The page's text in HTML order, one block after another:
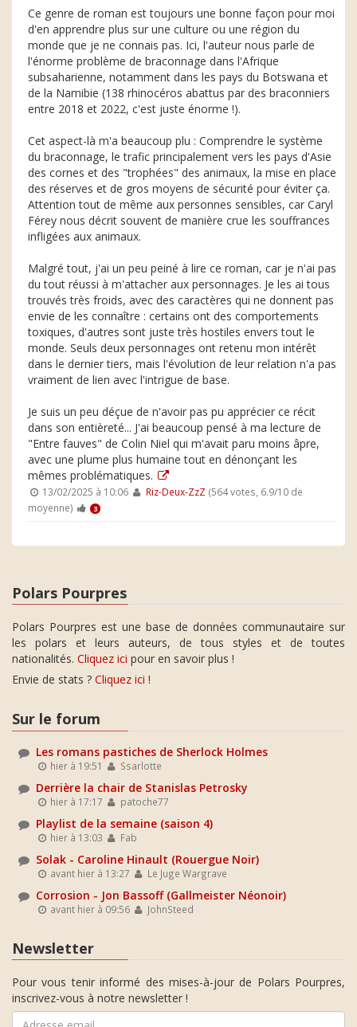
Ce genre de roman est toujours une bonne façon pour moi
d'en apprendre plus sur une culture ou une région du
monde que je ne connais pas. Ici, l'auteur nous parle de
l'énorme problème de braconnage dans l'Afrique
subsaharienne, notamment dans les pays du Botswana et
de la Namibie (138 rhinocéros abattus par des braconniers
entre 2018 et 2022, c'est juste énorme !).
Cet aspect-là m'a beaucoup plu : Comprendre le système
du braconnage, le trafic principalement vers les pays d'Asie
des cornes et des "trophées" des animaux, la mise en place
des réserves et de gros moyens de sécurité pour éviter ça.
Attention tout de même aux personnes sensibles, car Caryl
Férey nous décrit souvent de manière crue les souffrances
infligées aux animaux.
Malgré tout, j'ai un peu peiné à lire ce roman, car je n'ai pas
du tout réussi à m'attacher aux personnages. Je les ai tous
trouvés très froids, avec des caractères qui ne donnent pas
envie de les connaître : certains ont des comportements
toxiques, d'autres sont juste très hostiles envers tout le
monde. Seuls deux personnages ont retenu mon intérêt
dans le dernier tiers, mais l'évolution de leur relation n'a pas
vraiment de lien avec l'intrigue de base.
Je suis un peu déçue de n'avoir pas pu apprécier ce récit
dans son entièreté... J'ai beaucoup pensé à ma lecture de
"Entre fauves" de Colin Niel qui m'avait paru moins âpre,
avec une plume plus humaine tout en dénonçant les
mêmes problématiques.
13/02/2025 à 10:06 Riz-Deux-ZzZ (564 votes, 6.9/10 de
moyenne)
3
Polars Pourpres
Polars Pourpres est une base de données communautaire sur
les polars et leurs auteurs, de tous styles et de toutes
nationalités. Cliquez ici pour en savoir plus !
Envie de stats ? Cliquez ici !
Sur le forum
Les romans pastiches de Sherlock Holmes
hier à 19:51 Ssarlotte
Derrière la chair de Stanislas Petrosky
hier à 17:17 patoche77
Playlist de la semaine (saison 4)
hier à 13:03 Fab
Solak - Caroline Hinault (Rouergue Noir)
avant hier à 13:27 Le Juge Wargrave
Corrosion - Jon Bassoff (Gallmeister Néonoir)
avant hier à 09:56 JohnSteed
Newsletter
Pour vous tenir informé des mises-à-jour de Polars Pourpres,
inscrivez-vous à notre newsletter !